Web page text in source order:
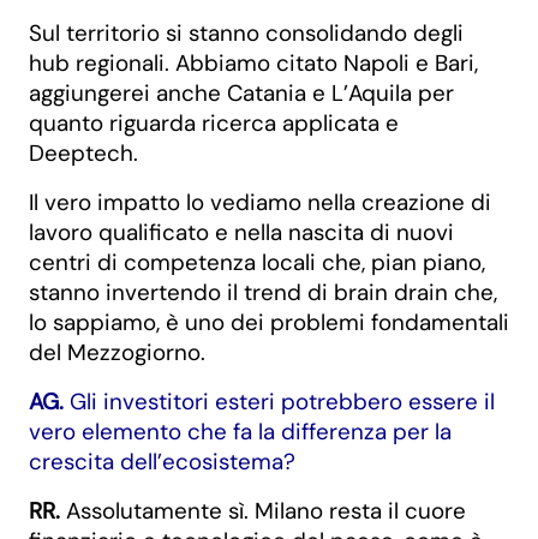
Sul territorio si stanno consolidando degli
hub regionali. Abbiamo citato Napoli e Bari,
aggiungerei anche Catania e L’Aquila per
quanto riguarda ricerca applicata e
Deeptech.
Il vero impatto lo vediamo nella creazione di
lavoro qualificato e nella nascita di nuovi
centri di competenza locali che, pian piano,
stanno invertendo il trend di brain drain che,
lo sappiamo, è uno dei problemi fondamentali
del Mezzogiorno.
AG. Gli investitori esteri potrebbero essere il
vero elemento che fa la differenza per la
crescita dell’ecosistema?
RR. Assolutamente sì. Milano resta il cuore